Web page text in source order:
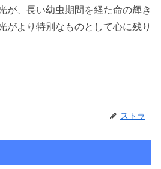
が、長い幼虫期間を経た命の輝き
がより特別なものとして心に残り
ストラ